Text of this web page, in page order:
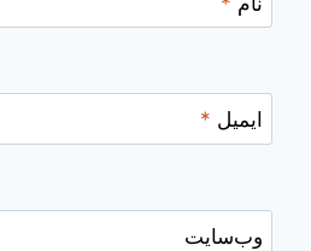
ایمیل *
وب‌سایت